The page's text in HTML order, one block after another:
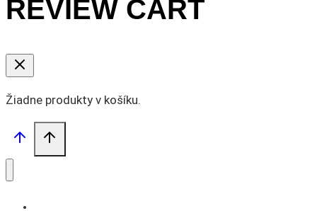
REVIEW CART
Žiadne produkty v košíku.